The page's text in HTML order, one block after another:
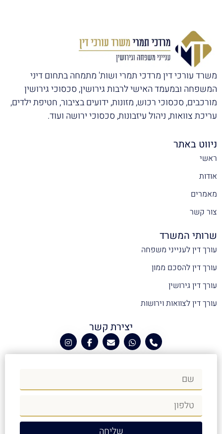
משרד עורכי דין מרדכי תמרי ושות' מתמחה בתחום דיני
המשפחה ובמעמד האישי לרבות גירושין, סכסוכי גירושין
מורכבים, סכסוכי רכוש, מזונות, ידועים בציבור, חטיפת ילדים,
עריכת צוואות, ניהול עיזבונות, סכסוכי ירושה ועוד.
ניווט באתר
ראשי
אודות
מאמרים
צור קשר
שרותי המשרד
עורך דין לענייני משפחה
עורך דין להסכם ממון
עורך דין גירושין
עורך דין לצוואות וירושות
יצירת קשר